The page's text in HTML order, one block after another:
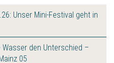
Unser Mini-Festival geht in
den Unterschied –
05